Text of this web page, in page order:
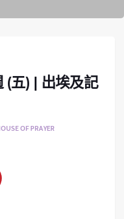
(五) | 出埃及記
OF PRAYER